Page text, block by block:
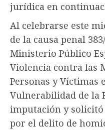
jurídica en
Al celebrarse este
de la causa penal
Ministerio Público
Violencia contra las
Personas y Víctimas
Vulnerabilidad de la
imputación y
por el delito de